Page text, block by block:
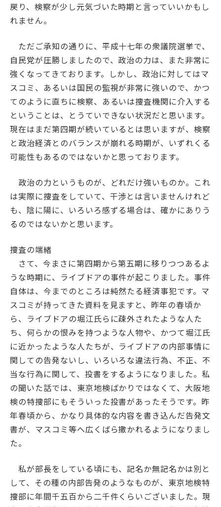
戻り、検察が少し元気づいた時期と言っていいかもし
れません。
ただご承知の通りに、平成十七年の衆議院選挙で、
自民党が圧勝しましたので、政治の力は、また非常に
強くなってきております。しかし、政治に対してはマ
スコミ、あるいは国民の監視が非常に強いので、かつ
てのように直ちに検察、あるいは捜査機関に介入する
ということは、とうていできない状況だと思います。
現在はまだ第四期が続いているとは思いますが、検察
と政治経済とのバランスが崩れる時期が、いずれくる
可能性もあるのではないかと思っております。
政治の力というものが、どれだけ強いものか。これ
は実際に捜査をしていて、干渉とは言いませんけれど
も、陰に陽に、いろいろ感ずる場合は、確かにありう
るのではないかと思います。
捜査の端緒
さて、今まさに第四期から第五期に移りつつあるよ
うな時期に、ライブドアの事件が起こりました。事件
自体は、今までのところは純然たる経済事犯です。マ
スコミが持ってきた資料を見ますと、昨年の春頃か
ら、ライブドアの堀江氏らに疎外されたような人た
ち、何らかの恨みを持つような人物や、かつて堀江氏
に近かったような人たちが、ライブドアの内部事情に
関しての告発ないし、いろいろな違法行為、不正、不
当な行為に関して、投書をするようになりました。私
の聞いた話では、東京地検ばかりではなくて、大阪地
検の特捜部にもそういった投書があったそうです。昨
年春頃から、かなり具体的な内容を書き込んだ告発文
書が、マスコミ等へ広くばら撒かれるようになりまし
た。
私が部長をしている頃にも、記名か無記名かは別と
して、その種の内部告発のようなものが、東京地検特
捜部に年間千五百から二千件くらいございました。現